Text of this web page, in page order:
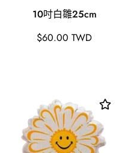
10吋白雛25cm
原
$60.00 TWD